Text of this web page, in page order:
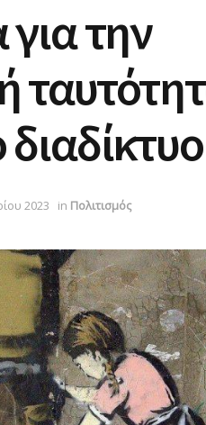
την
2023 in Πολιτισμός